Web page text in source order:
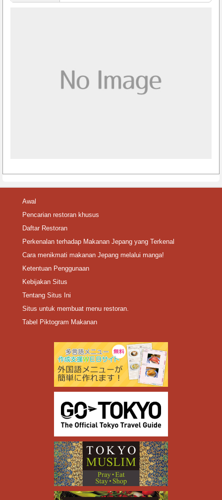
Awal
Pencarian restoran khusus
Daftar Restoran
Perkenalan terhadap Makanan Jepang yang Terkenal
Cara menikmati makanan Jepang melalui manga!
Ketentuan Penggunaan
Kebijakan Situs
Tentang Situs Ini
Situs untuk membuat menu restoran.
Tabel Piktogram Makanan